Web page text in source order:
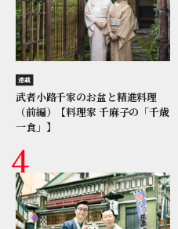
連載
武者小路千家のお盆と精進料理
（前編）【料理家 千麻子の「千歳
一食」】